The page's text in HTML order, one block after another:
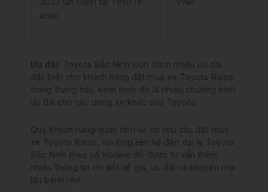
khác
Ưu đãi:
Toyota Bắc Ninh luôn dành nhiều ưu đãi
đặc biệt cho khách hàng đặt mua xe Toyota Raize
trong tháng này, kèm theo đó là nhiều chương trình
ưu đãi cho các dòng xe khác của Toyota.
Quý khách hàng quan tâm và có nhu cầu đặt mua
xe Toyota Raize, vui lòng liên hệ đến đại lý Toyota
Bắc Ninh theo số Hotline để được tư vấn thêm
nhiều thông tin chi tiết về giá, ưu đãi và khuyến mại
lăn bánh nhé.